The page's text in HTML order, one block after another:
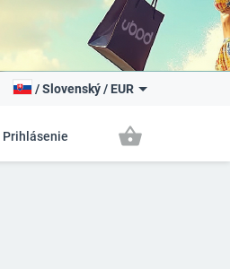
/Slovenský/ EUR
Prihlásenie shopping_basket